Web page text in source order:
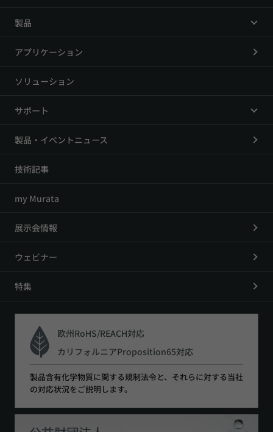
製品
アプリケーション
ソリューション
サポート
製品・イベントニュース
技術記事
my Murata
展示会情報
ウェビナー
特集
欧州RoHS/REACH対応
カリフォルニアProposition65対応
製品含有化学物質に関する規制法令と、それらに対する当社
の対応状況をご説明します。